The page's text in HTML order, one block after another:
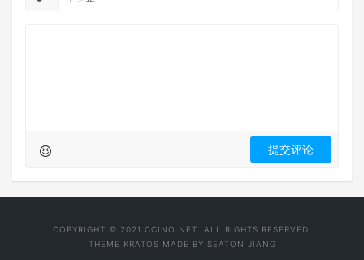
COPYRIGHT © 2021 CCINO.NET. ALL RIGHTS RESERVED.
THEME KRATOS MADE BY SEATON JIANG